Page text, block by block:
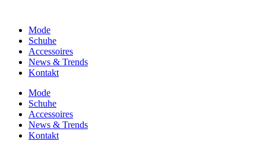
wechselnMode
Schuhe
Accessoires
News & Trends
Kontakt
Mode
Schuhe
Accessoires
News & Trends
Kontakt